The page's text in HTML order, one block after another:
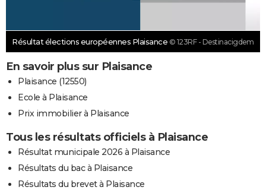
Résultat élections européennes Plaisance © 123RF - Destinacigdem
En savoir plus sur Plaisance
Plaisance (12550)
Ecole à Plaisance
Prix immobilier à Plaisance
Tous les résultats officiels à Plaisance
Résultat municipale 2026 à Plaisance
Résultats du bac à Plaisance
Résultats du brevet à Plaisance